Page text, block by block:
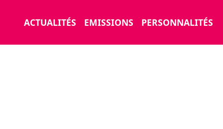
ACTUALITÉS EMISSIONS PERSONNALITÉS